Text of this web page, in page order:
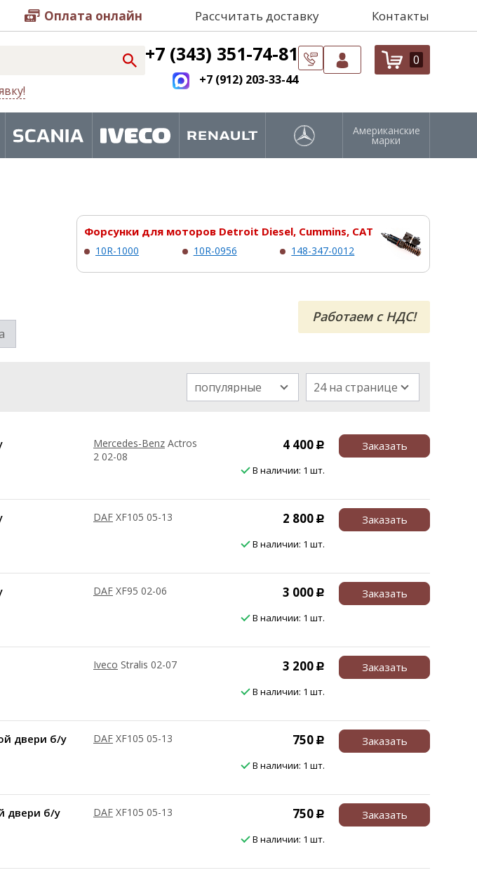
Оплата онлайн Рассчитать доставку Контакты
+7 (343) 351-74-81
+7 (912) 203-33-44
0
Американские
марки
Форсунки для моторов Detroit Diesel, Cummins, CAT
10R-1000 10R-0956 148-347-0012
Работаем с НДС!
популярные 24 на странице
Mercedes-Benz Actros
2 02-08
4 400 Р
В наличии: 1 шт.
Заказать
DAF XF105 05-13 2 800 Р
В наличии: 1 шт.
Заказать
DAF XF95 02-06 3 000 Р
В наличии: 1 шт.
Заказать
Iveco Stralis 02-07 3 200 Р
В наличии: 1 шт.
Заказать
двери б/у DAF XF105 05-13 750 Р
В наличии: 1 шт.
Заказать
двери б/у DAF XF105 05-13 750 Р
В наличии: 1 шт.
Заказать